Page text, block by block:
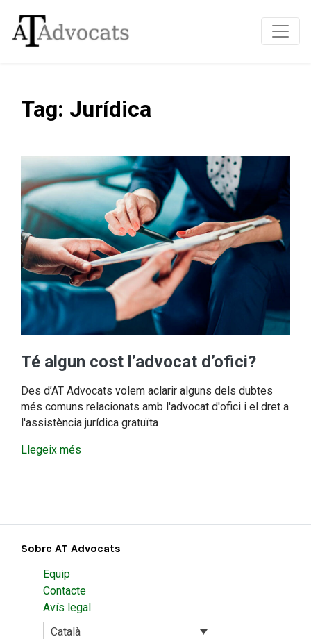
Tag: Jurídica
Té algun cost l’advocat d’ofici?
Des d’AT Advocats volem aclarir alguns dels dubtes
més comuns relacionats amb l'advocat d'ofici i el dret a
l'assistència jurídica gratuïta
Llegeix més
Sobre AT Advocats
Equip
Contacte
Avís legal
Català